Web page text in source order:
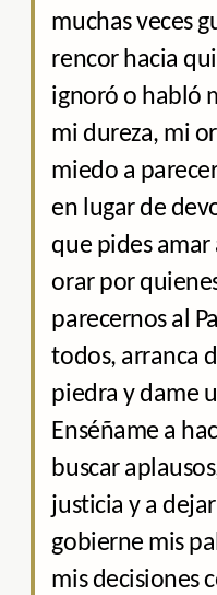
muchas veces
rencor hacia
ignoró o habló
mi dureza, mi
miedo a
en lugar de
que pides amar
orar por
parecernos al
todos, arranca
piedra y dame
Enséñame a
buscar
justicia y a
gobierne mis
mis decisiones